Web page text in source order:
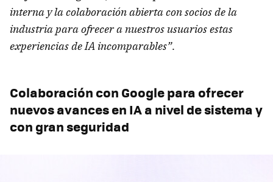
interna y la colaboración abierta con socios de la
industria para ofrecer a nuestros usuarios estas
experiencias de IA incomparables”.
Colaboración con Google para ofrecer
nuevos avances en IA a nivel de sistema y
con gran seguridad